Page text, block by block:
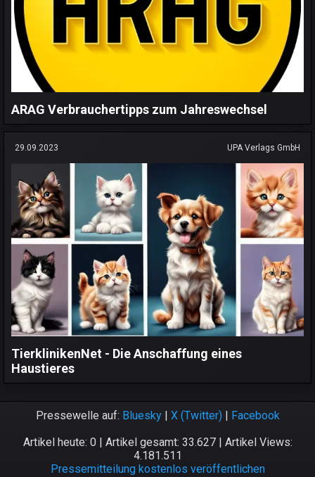
ARAG Verbrauchertipps zum Jahreswechsel
29.09.2023 UPA Verlags GmbH
TierklinikenNet - Die Anschaffung eines
Haustieres
Pressewelle auf: Bluesky| X (Twitter)| Facebook
Artikel heute: 0 | Artikel gesamt: 33.627 | Artikel Views:
4.181.511
Pressemitteilung kostenlos veröffentlichen